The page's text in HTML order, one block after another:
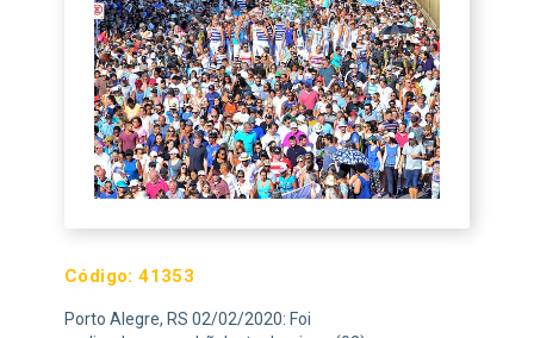
Código:41353
Porto Alegre, RS 02/02/2020: Foi